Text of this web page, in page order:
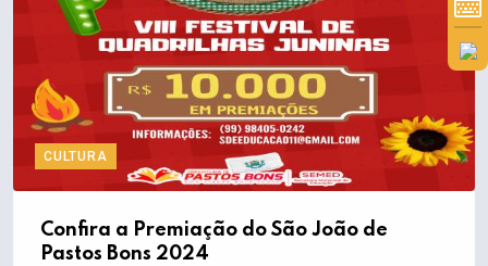
CULTURA
Confira a Premiação do São João de
Pastos Bons 2024